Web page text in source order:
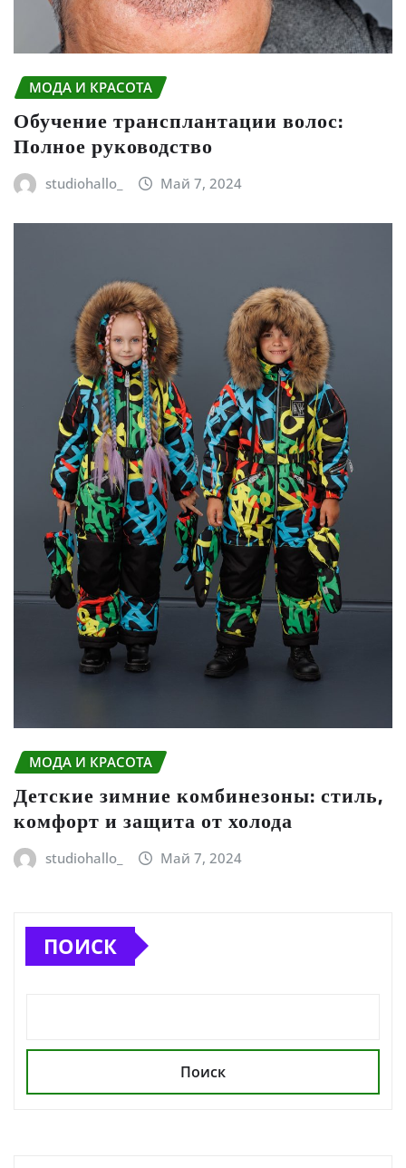
МОДА И КРАСОТА
Обучение трансплантации волос:
Полное руководство
studiohallo_ Май 7, 2024
МОДА И КРАСОТА
Детские зимние комбинезоны: стиль,
комфорт и защита от холода
studiohallo_ Май 7, 2024
ПОИСК
Поиск